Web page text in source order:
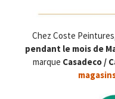
Chez Coste
pendant le mois de
marque Casadeco /